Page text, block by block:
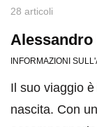
28 articoli
INFORMAZIONI
Il suo viaggio
nascita. Con